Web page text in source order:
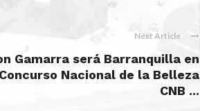
Next Article
Gamarra será Barranquilla en
Nacional de la Belleza
CNB ...